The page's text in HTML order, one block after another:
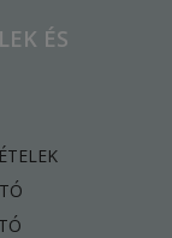
ÉS